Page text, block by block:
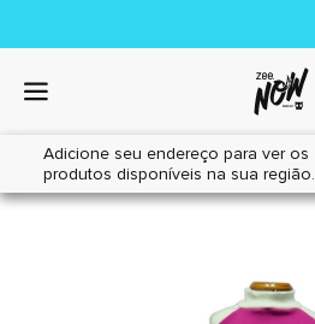
Adicione seu endereço para ver os
produtos disponíveis na sua região.
Home|Cães|Acessórios